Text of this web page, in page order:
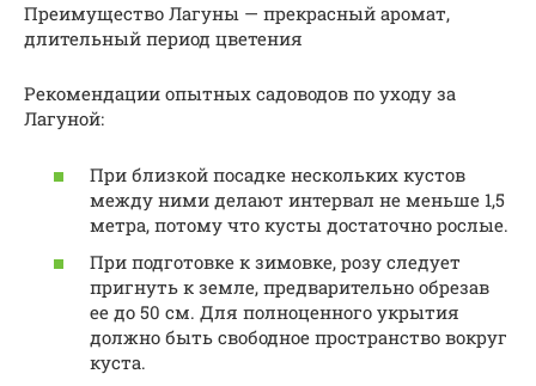
Преимущество Лагуны — прекрасный аромат,
длительный период цветения
Рекомендации опытных садоводов по уходу за
Лагуной:
При близкой посадке нескольких кустов
между ними делают интервал не меньше 1,5
метра, потому что кусты достаточно рослые.
При подготовке к зимовке, розу следует
пригнуть к земле, предварительно обрезав
ее до 50 см. Для полноценного укрытия
должно быть свободное пространство вокруг
куста.